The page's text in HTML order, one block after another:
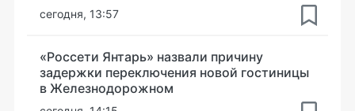
сегодня, 13:57
«Россети Янтарь» назвали причину
задержки переключения новой гостиницы
в Железнодорожном